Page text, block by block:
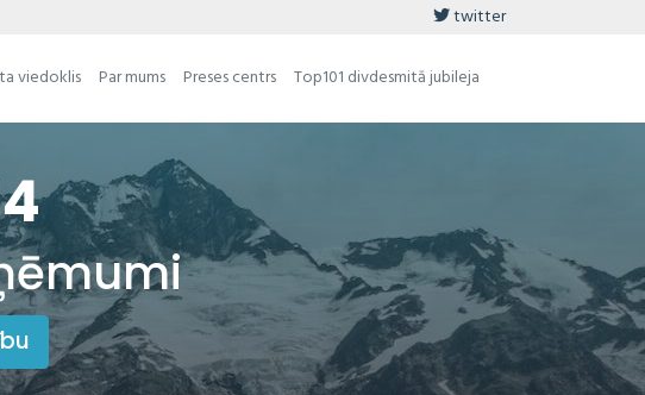
twitter
viedoklis Par mums Preses centrs Top101 divdesmitā jubileja